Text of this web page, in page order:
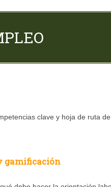
clave y hoja de ruta
gamificación